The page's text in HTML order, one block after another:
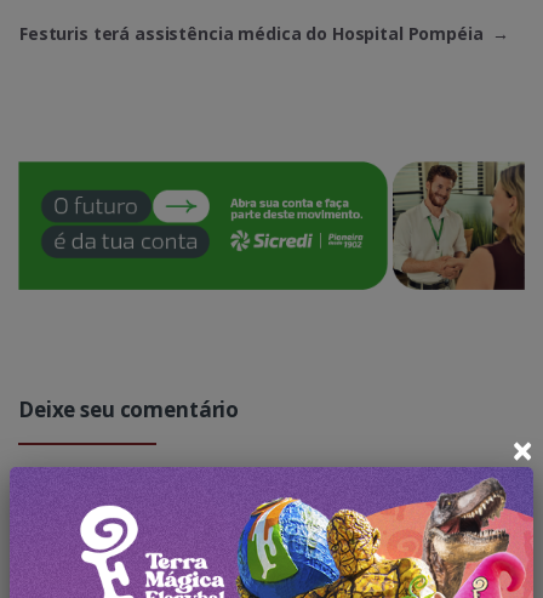
Festuris terá assistência médica do Hospital Pompéia →
Deixe seu comentário
Façalogin para comentar a
publicação.
×